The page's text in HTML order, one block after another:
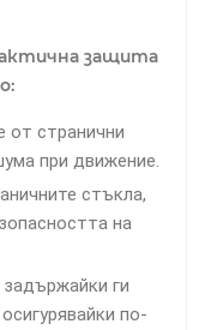
защита
от странични
при движение.
стъкла,
на
ги
по-